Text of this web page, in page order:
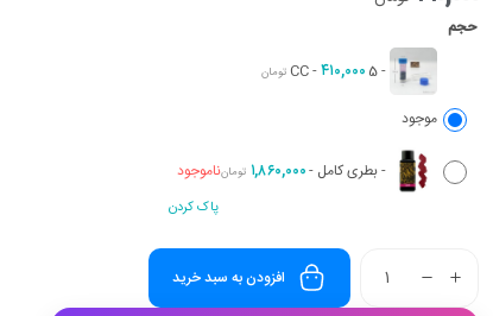
حجم
-
5 CC
-۴۱۰,۰۰۰ تومان
موجود
-بطری کامل -۱,۸۶۰,۰۰۰ تومانناموجود
پاک کردن
افزودن به سبد خرید